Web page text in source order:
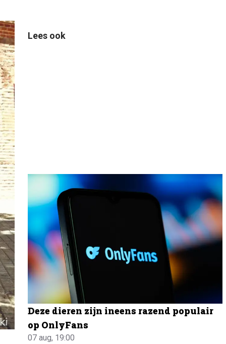
Lees ook
Deze dieren zijn ineens razend populair
op OnlyFans
07 aug, 19:00